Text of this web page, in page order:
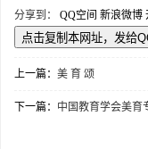
分享到： QQ空间 新浪微博
上一篇： 美 育 颂
下一篇： 中国教育学会美育